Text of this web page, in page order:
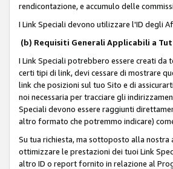
rendicontazione, e accumulo delle
I Link Speciali devono utilizzare l'ID degli
(b) Requisiti Generali Applicabili a
I Link Speciali potrebbero essere creati
certi tipi di link, devi cessare di mostrare
link che posizioni sul tuo Sito e di
noi necessaria per tracciare gli
Speciali devono essere raggiunti
altro formato che potremmo indicare)
Su tua richiesta, ma sottoposto alla
ottimizzare le prestazioni dei tuoi Link
altro ID o report fornito in relazione al